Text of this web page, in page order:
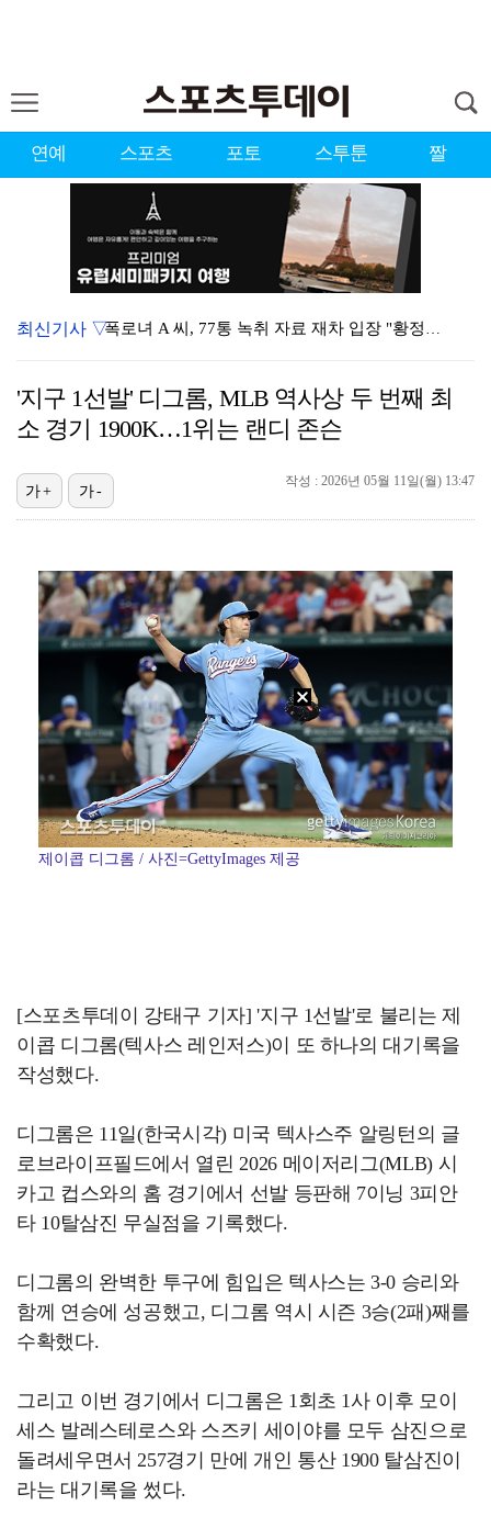
연예 스포츠 포토 스투툰 짤
폭로녀 A 씨, 77통 녹취 자료 재차 입장 "황정민은…
입지 좁아진 김하성, 빅리그 복귀에도 2경기 연속 결장…
[ST포토] 키키 지유, 포인트 안무로 매력발산
'유퀴즈' 시청률 4%대 회복…2049 동시간대 1위 …
[ST포토] 지유, '키키 컴백합니다'
[ST포토] 키키 지유, 인형미모
[ST포토] 고지원, 디펜딩 챔피언의 에이밍
최신기사 ▽
'지구 1선발' 디그롬, MLB 역사상 두 번째 최
소 경기 1900K…1위는 랜디 존슨
작성 : 2026년 05월 11일(월) 13:47
가+ 가-
제이콥 디그롬 / 사진=GettyImages 제공
[스포츠투데이 강태구 기자] '지구 1선발'로 불리는 제
이콥 디그롬(텍사스 레인저스)이 또 하나의 대기록을
작성했다.
디그롬은 11일(한국시각) 미국 텍사스주 알링턴의 글
로브라이프필드에서 열린 2026 메이저리그(MLB) 시
카고 컵스와의 홈 경기에서 선발 등판해 7이닝 3피안
타 10탈삼진 무실점을 기록했다.
디그롬의 완벽한 투구에 힘입은 텍사스는 3-0 승리와
함께 연승에 성공했고, 디그롬 역시 시즌 3승(2패)째를
수확했다.
그리고 이번 경기에서 디그롬은 1회초 1사 이후 모이
세스 발레스테로스와 스즈키 세이야를 모두 삼진으로
돌려세우면서 257경기 만에 개인 통산 1900 탈삼진이
라는 대기록을 썼다.